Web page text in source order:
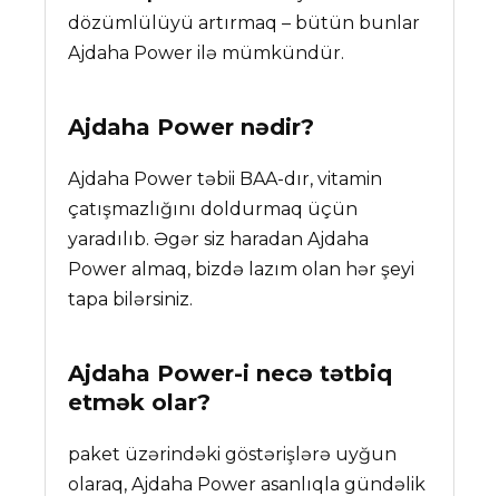
dözümlülüyü artırmaq – bütün bunlar
Ajdaha Power ilə mümkündür.
Ajdaha Power nədir?
Ajdaha Power təbii BAA-dır, vitamin
çatışmazlığını doldurmaq üçün
yaradılıb. Əgər siz haradan Ajdaha
Power almaq, bizdə lazım olan hər şeyi
tapa bilərsiniz.
Ajdaha Power-i necə tətbiq
etmək olar?
paket üzərindəki göstərişlərə uyğun
olaraq, Ajdaha Power asanlıqla gündəlik